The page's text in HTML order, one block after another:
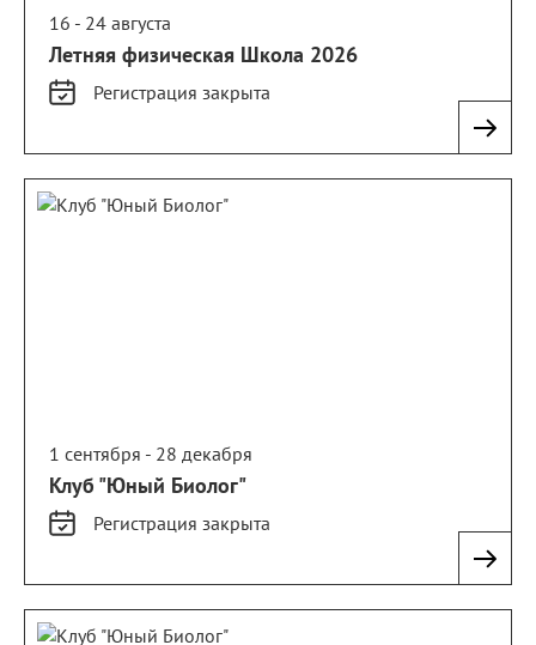
16 - 24 августа
Летняя физическая Школа 2026
Регистрация закрыта
1 сентября - 28 декабря
Клуб "Юный Биолог"
Регистрация закрыта